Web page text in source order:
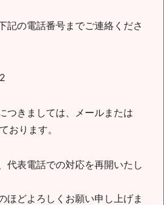
記の電話番号までご連絡くださ
つきましては、メールまたは
おります。
代表電話での対応を再開いたし
ほどよろしくお願い申し上げま